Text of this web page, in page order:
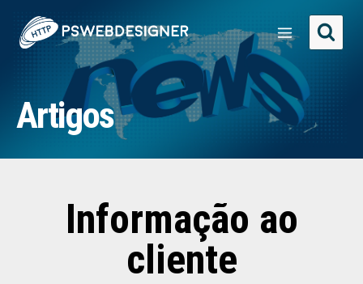
Artigos
Informação ao
cliente